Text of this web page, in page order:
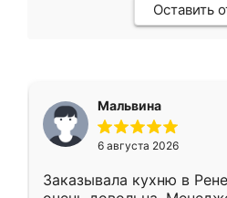
Оставить
Мальвина
6 августа 2026
Заказывала кухню в